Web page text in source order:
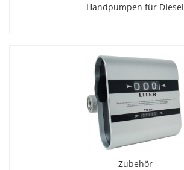
Handpumpen für Diesel
Zubehör